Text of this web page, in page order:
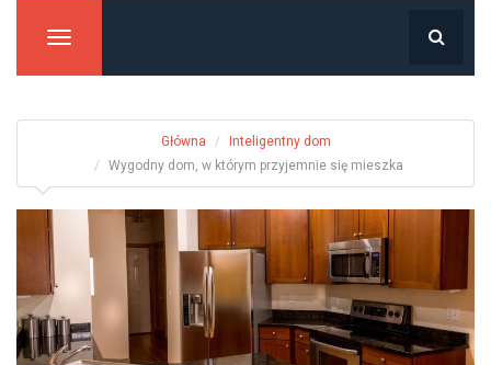
Manu
Główna
Inteligentny dom
Wygodny dom, w którym przyjemnie się mieszka